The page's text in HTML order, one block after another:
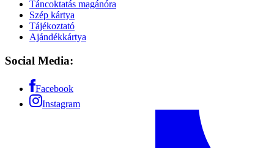
Táncoktatás magánóra
Szép kártya
Tájékoztató
Ajándékkártya
Social Media:
Facebook
Instagram